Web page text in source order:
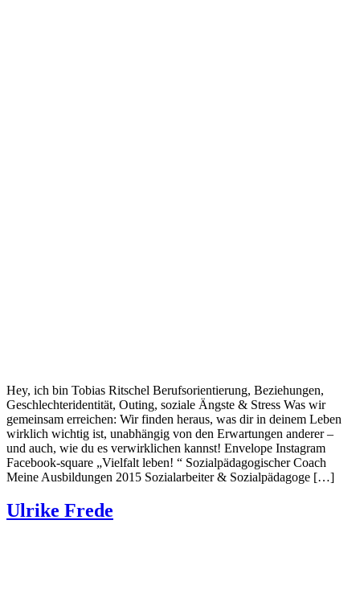
Hey, ich bin Tobias Ritschel Berufsorientierung, Beziehungen,
Geschlechteridentität, Outing, soziale Ängste & Stress Was wir
gemeinsam erreichen: Wir finden heraus, was dir in deinem Leben
wirklich wichtig ist, unabhängig von den Erwartungen anderer –
und auch, wie du es verwirklichen kannst! Envelope Instagram
Facebook-square „Vielfalt leben! “ Sozialpädagogischer Coach
Meine Ausbildungen 2015 Sozialarbeiter & Sozialpädagoge […]
Ulrike Frede